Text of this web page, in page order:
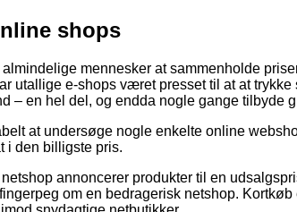
shops
mennesker at sammenholde
utallige e-shops været presset til at at
– en hel del, og endda nogle gange tilbyde
at undersøge nogle enkelte online
i den billigste pris.
annoncerer produkter til en
om en bedragerisk netshop. Kortkøb